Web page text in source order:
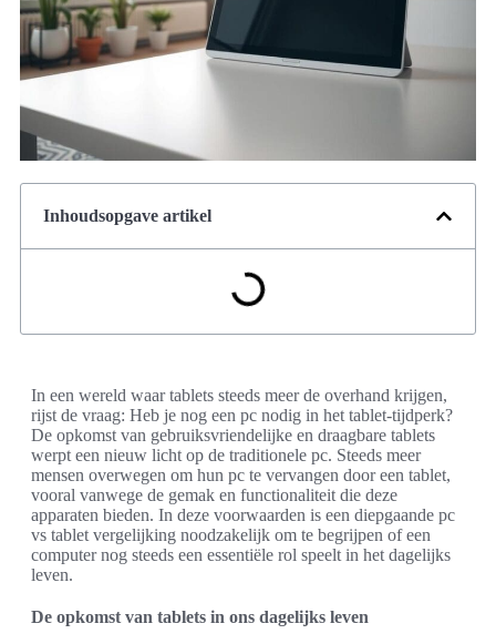
Inhoudsopgave artikel
In een wereld waar tablets steeds meer de overhand krijgen,
rijst de vraag: Heb je nog een pc nodig in het tablet-tijdperk?
De opkomst van gebruiksvriendelijke en draagbare tablets
werpt een nieuw licht op de traditionele pc. Steeds meer
mensen overwegen om hun pc te vervangen door een tablet,
vooral vanwege de gemak en functionaliteit die deze
apparaten bieden. In deze voorwaarden is een diepgaande pc
vs tablet vergelijking noodzakelijk om te begrijpen of een
computer nog steeds een essentiële rol speelt in het dagelijks
leven.
De opkomst van tablets in ons dagelijks leven